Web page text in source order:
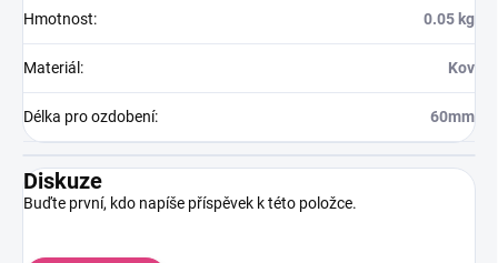
Hmotnost: 0.05 kg
Materiál : Kov
Délka pro ozdobení: 60mm
Diskuze
Buďte první, kdo napíše příspěvek k této položce.